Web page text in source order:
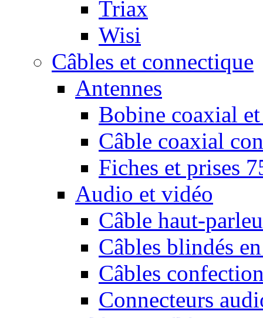
Triax
Wisi
Câbles et connectique
Antennes
Bobine coaxial
Câble coaxial
Fiches et prises
Audio et vidéo
Câble haut-
Câbles blindés
Câbles
Connecteurs